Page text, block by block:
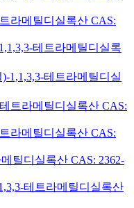
라메틸디실록산 CAS:
테트라메틸디실록
1,1,3,3-테트라메틸디실
트라메틸디실록산 CAS:
라메틸디실록산 CAS:
틸디실록산 CAS: 2362-
테트라메틸디실록산